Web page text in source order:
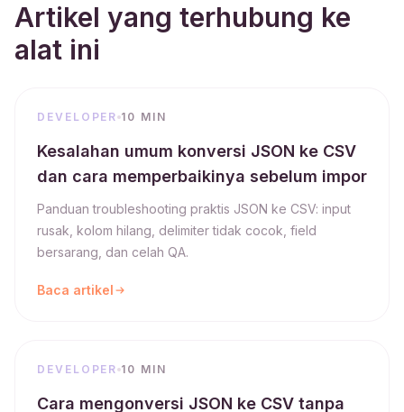
Artikel yang terhubung ke
alat ini
DEVELOPER 10 MIN
Kesalahan umum konversi JSON ke CSV
dan cara memperbaikinya sebelum impor
Panduan troubleshooting praktis JSON ke CSV: input
rusak, kolom hilang, delimiter tidak cocok, field
bersarang, dan celah QA.
Baca artikel
DEVELOPER 10 MIN
Cara mengonversi JSON ke CSV tanpa